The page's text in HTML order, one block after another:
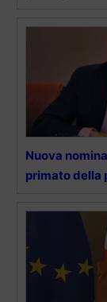
Nuova
primato della